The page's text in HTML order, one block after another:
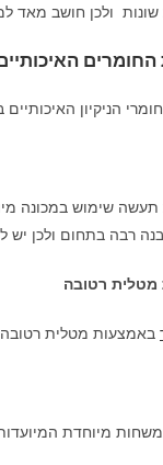
שונות ולכן חושב מאד
הניקיון
תעשה שימוש במכונה
רבה בתחום ולכן
רטובה
באמצעות מטלית
מיוחדת